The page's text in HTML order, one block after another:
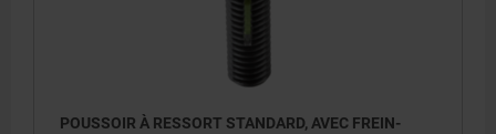
POUSSOIR À RESSORT STANDARD, AVEC FREIN-